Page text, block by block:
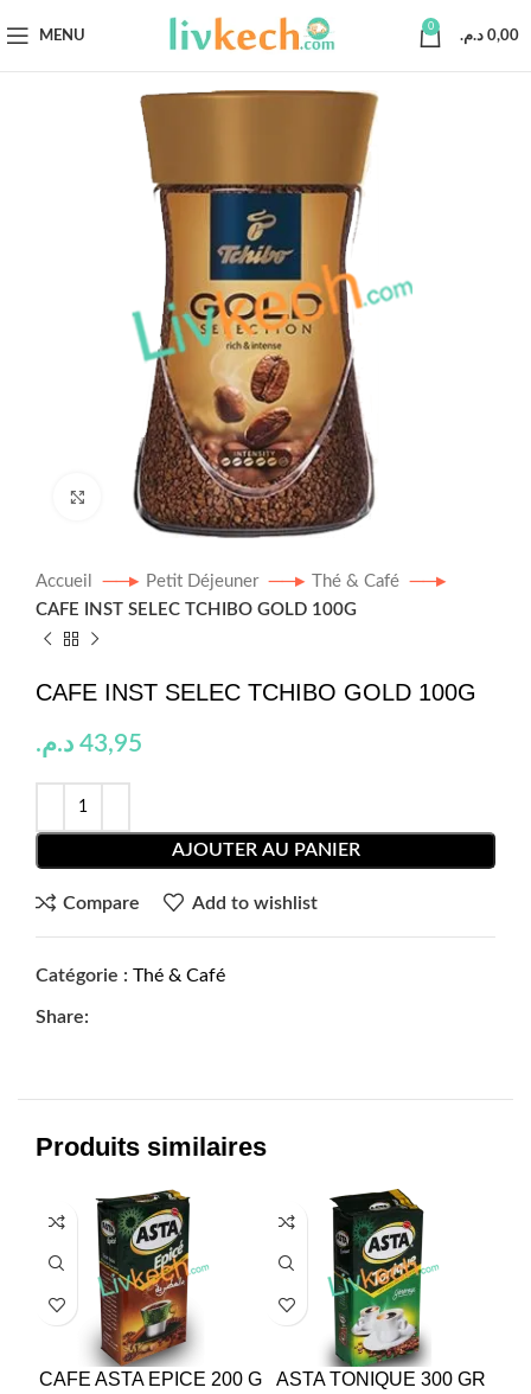
MENU
0
0,00 د.م.
Click to enlarge
Accueil Petit Déjeuner
Thé & Café
CAFE INST SELEC TCHIBO GOLD 100G
CAFE INST SELEC TCHIBO GOLD 100G
43,95 د.م.
AJOUTER AU PANIER
Compare Add to wishlist
Catégorie : Thé & Café
Share:
Produits similaires
CAFE ASTA EPICE 200 G
ASTA TONIQUE 300 GR